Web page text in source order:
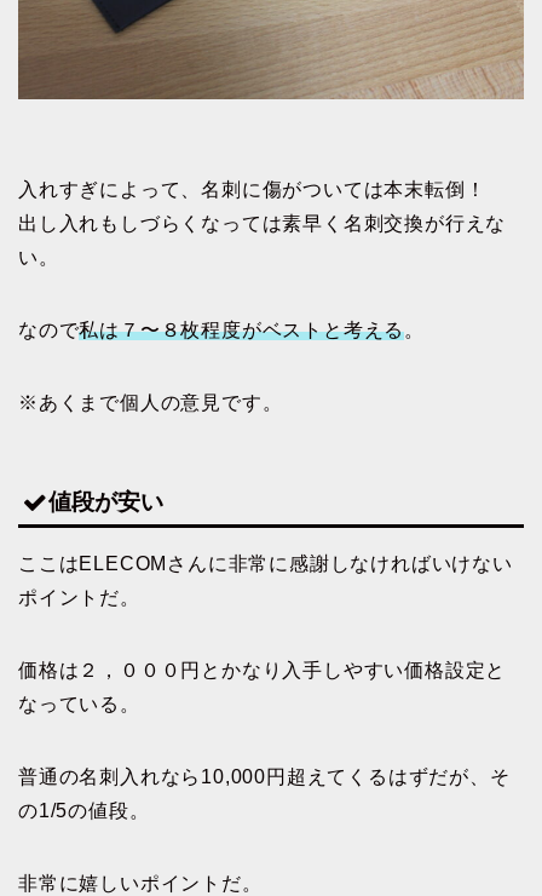
入れすぎによって、名刺に傷がついては本末転倒！
出し入れもしづらくなっては素早く名刺交換が行えな
い。
なので私は７〜８枚程度がベストと考える。
※あくまで個人の意見です。
値段が安い
ここはELECOMさんに非常に感謝しなければいけない
ポイントだ。
価格は２，０００円とかなり入手しやすい価格設定と
なっている。
普通の名刺入れなら10,000円超えてくるはずだが、そ
の1/5の値段。
非常に嬉しいポイントだ。